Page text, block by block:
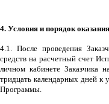
4. Условия и порядок
4.1. После проведения
средств на расчетный счет
личном кабинете Заказчика
тридцать календарных дней к
Программы.